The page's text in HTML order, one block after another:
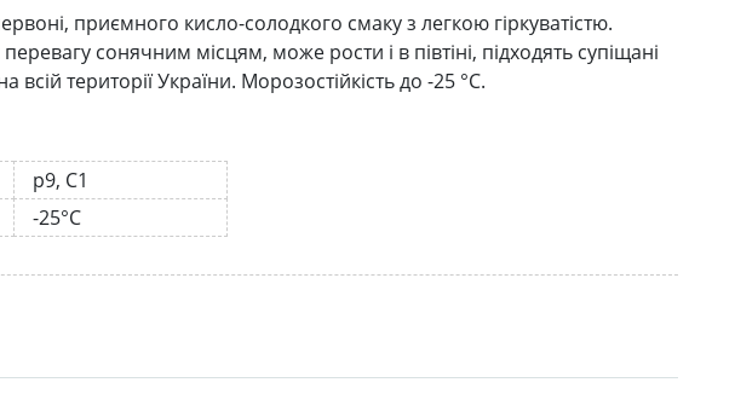
приємного кисло-солодкого смаку з легкою гіркуватістю.
сонячним місцям, може рости і в півтіні, підходять супіщані
території України. Морозостійкість до -25 °C.
р9, С1
-25°C